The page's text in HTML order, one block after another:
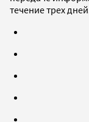
течение трех